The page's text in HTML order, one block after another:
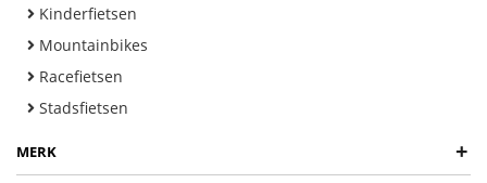
Kinderfietsen
Mountainbikes
Racefietsen
Stadsfietsen
MERK +